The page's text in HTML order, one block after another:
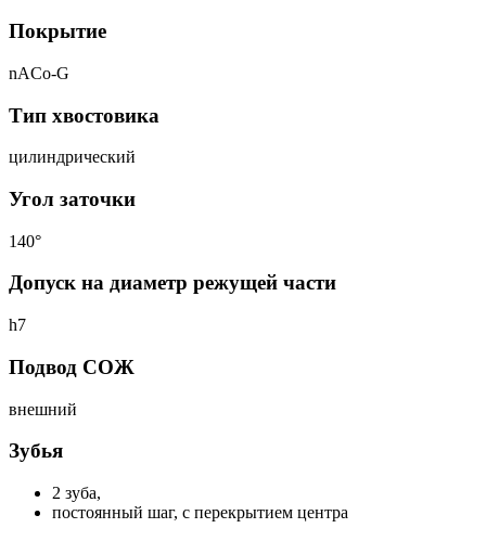
Покрытие
nACo-G
Тип хвостовика
цилиндрический
Угол заточки
140°
Допуск на диаметр режущей части
h7
Подвод СОЖ
внешний
Зубья
2 зуба,
постоянный шаг, с перекрытием центра